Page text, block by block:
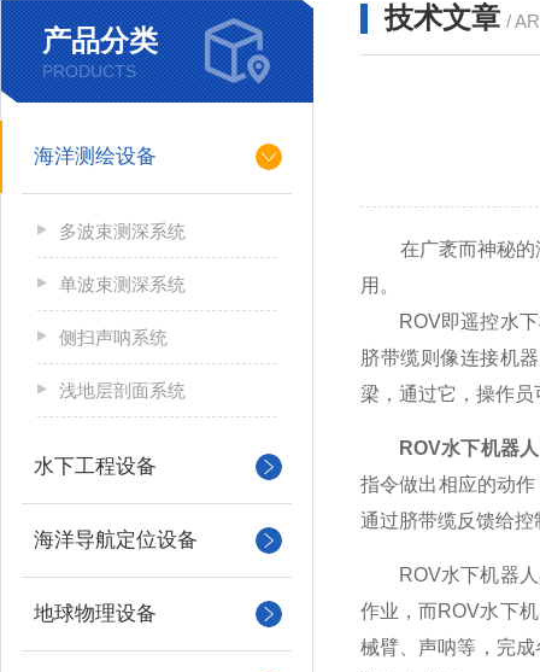
产品分类
PRODUCTS
海洋测绘设备
多波束测深系统
单波束测深系统
侧扫声呐系统
浅地层剖面系统
水下工程设备
海洋导航定位设备
地球物理设备
技术文章 /
在广袤而神秘的
用。
ROV即遥控水下机
脐带缆则像连接机
梁，通过它，操作
ROV水下机器人
指令做出相应的动
通过脐带缆反馈给
ROV水下机器人具
作业，而ROV水下
械臂、声呐等，完